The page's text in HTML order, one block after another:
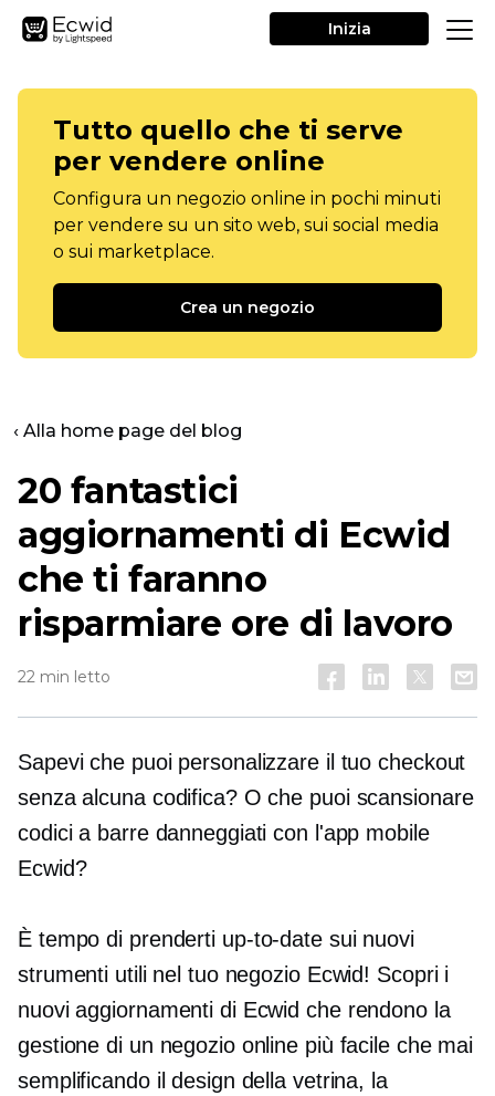
Inizia
Tutto quello che ti serve
per vendere online
Configura un negozio online in pochi minuti
per vendere su un sito web, sui social media
o sui marketplace.
Crea un negozio
‹ Alla home page del blog
20 fantastici
aggiornamenti di Ecwid
che ti faranno
risparmiare ore di lavoro
22 min letto
Sapevi che puoi personalizzare il tuo checkout
senza alcuna codifica? O che puoi scansionare
codici a barre danneggiati con l'app mobile
Ecwid?
È tempo di prenderti up-to-datesui nuovi
strumenti utili nel tuo negozio Ecwid! Scopri i
nuovi aggiornamenti di Ecwid che rendono la
gestione di un negozio online più facile che mai
semplificando il design della vetrina, la